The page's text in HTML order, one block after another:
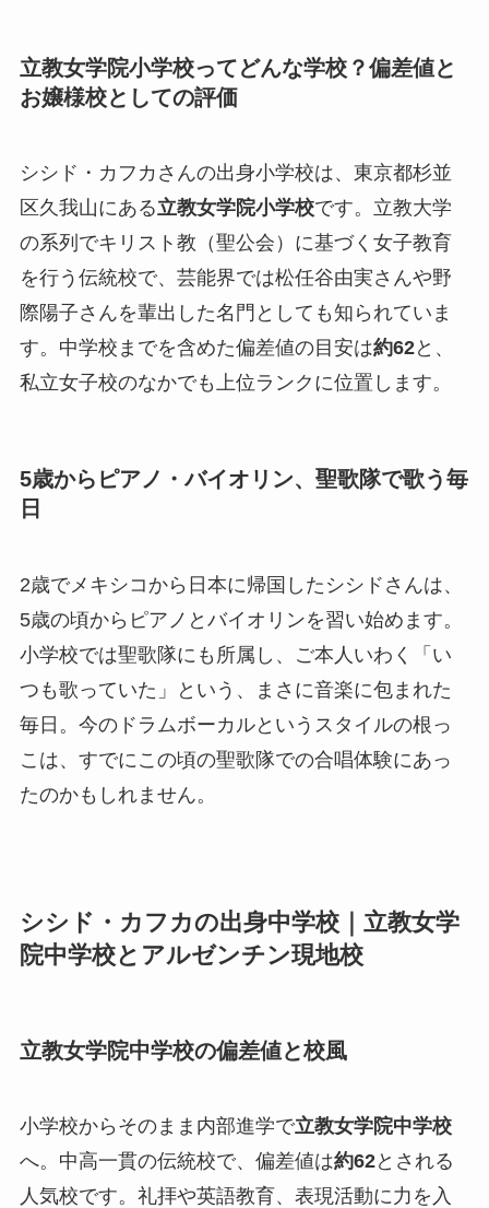
立教女学院小学校ってどんな学校？偏差値と
お嬢様校としての評価
シシド・カフカさんの出身小学校は、東京都杉並
区久我山にある立教女学院小学校です。立教大学
の系列でキリスト教（聖公会）に基づく女子教育
を行う伝統校で、芸能界では松任谷由実さんや野
際陽子さんを輩出した名門としても知られていま
す。中学校までを含めた偏差値の目安は約62と、
私立女子校のなかでも上位ランクに位置します。
5歳からピアノ・バイオリン、聖歌隊で歌う毎
日
2歳でメキシコから日本に帰国したシシドさんは、
5歳の頃からピアノとバイオリンを習い始めます。
小学校では聖歌隊にも所属し、ご本人いわく「い
つも歌っていた」という、まさに音楽に包まれた
毎日。今のドラムボーカルというスタイルの根っ
こは、すでにこの頃の聖歌隊での合唱体験にあっ
たのかもしれません。
シシド・カフカの出身中学校｜立教女学
院中学校とアルゼンチン現地校
立教女学院中学校の偏差値と校風
小学校からそのまま内部進学で立教女学院中学校
へ。中高一貫の伝統校で、偏差値は約62とされる
人気校です。礼拝や英語教育、表現活動に力を入